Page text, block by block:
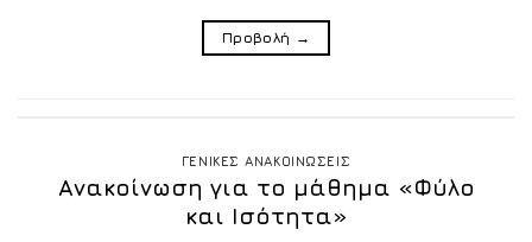
Προβολή →
ΓΕΝΙΚΕΣ ΑΝΑΚΟΙΝΩΣΕΙΣ
Ανακοίνωση για το μάθημα «Φύλο
και Ισότητα»